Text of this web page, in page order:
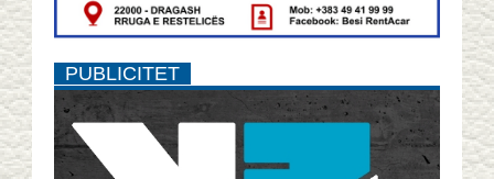
PUBLICITET